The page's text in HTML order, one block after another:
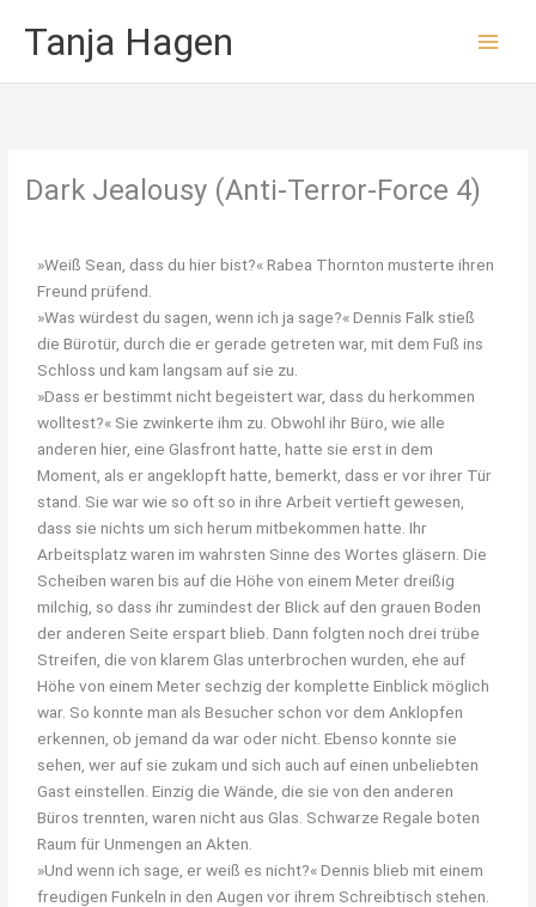
InhaltTanja Hagen
Dark Jealousy (Anti-Terror-Force 4)
»Weiß Sean, dass du hier bist?« Rabea Thornton musterte ihren
Freund prüfend.
»Was würdest du sagen, wenn ich ja sage?« Dennis Falk stieß
die Bürotür, durch die er gerade getreten war, mit dem Fuß ins
Schloss und kam langsam auf sie zu.
»Dass er bestimmt nicht begeistert war, dass du herkommen
wolltest?« Sie zwinkerte ihm zu. Obwohl ihr Büro, wie alle
anderen hier, eine Glasfront hatte, hatte sie erst in dem
Moment, als er angeklopft hatte, bemerkt, dass er vor ihrer Tür
stand. Sie war wie so oft so in ihre Arbeit vertieft gewesen,
dass sie nichts um sich herum mitbekommen hatte. Ihr
Arbeitsplatz waren im wahrsten Sinne des Wortes gläsern. Die
Scheiben waren bis auf die Höhe von einem Meter dreißig
milchig, so dass ihr zumindest der Blick auf den grauen Boden
der anderen Seite erspart blieb. Dann folgten noch drei trübe
Streifen, die von klarem Glas unterbrochen wurden, ehe auf
Höhe von einem Meter sechzig der komplette Einblick möglich
war. So konnte man als Besucher schon vor dem Anklopfen
erkennen, ob jemand da war oder nicht. Ebenso konnte sie
sehen, wer auf sie zukam und sich auch auf einen unbeliebten
Gast einstellen. Einzig die Wände, die sie von den anderen
Büros trennten, waren nicht aus Glas. Schwarze Regale boten
Raum für Unmengen an Akten.
»Und wenn ich sage, er weiß es nicht?« Dennis blieb mit einem
freudigen Funkeln in den Augen vor ihrem Schreibtisch stehen.